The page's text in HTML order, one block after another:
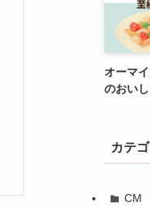
オーマ
のおい
カテ
CM